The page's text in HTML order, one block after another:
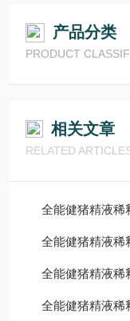
产品分类
PRODUCT
相关文章
RELATED
全能健猪精液稀
全能健猪精液稀释
全能健猪精液稀
全能健猪精液稀